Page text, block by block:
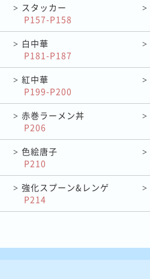
> スタッカー
P157-P158
>
> 白中華
P181-P187
>
> 紅中華
P199-P200
>
> 赤巻ラーメン丼
P206
>
> 色絵唐子
P210
>
> 強化スプーン&レンゲ
P214
>